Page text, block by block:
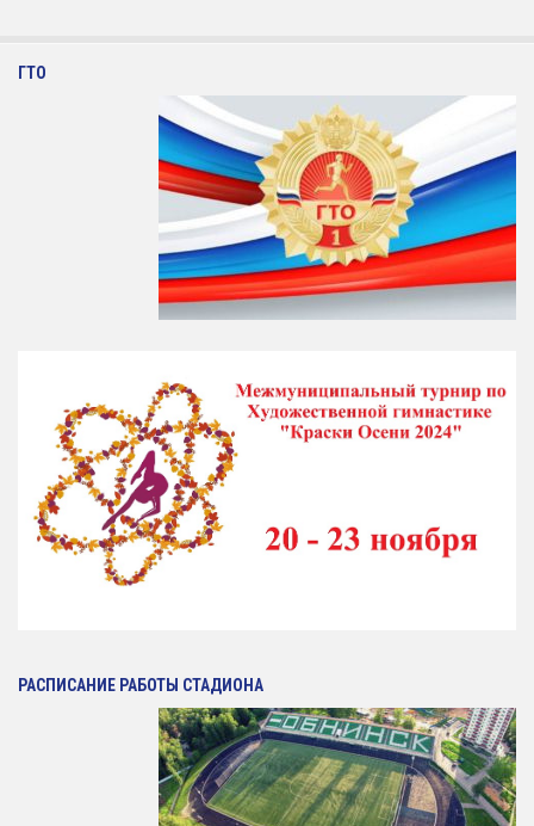
График работы отделений
Стоимость Занятий
История школы
Антикоррупция
Контакты отдела
Календарь Испытаний
Общая Информация
Бассейн
Плавательный Бассейн
Тренажерный Зал
Детский Бассейн
Теннисный Зал
ГТО
РАСПИСАНИЕ РАБОТЫ СТАДИОНА